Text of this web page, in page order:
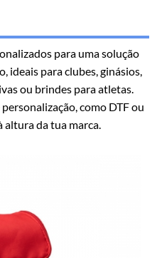
para uma solução
ideais para clubes, ginásios,
ou brindes para atletas.
como DTF ou
altura da tua marca.